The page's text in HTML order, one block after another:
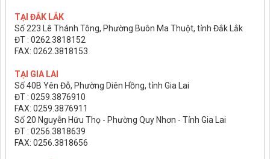
TẠI ĐẮK LẮK
Số 223 Lê Thánh Tông, Phường Buôn Ma Thuột, tỉnh Đắk Lắk
ĐT : 0262.3818152
FAX: 0262.3818153
TẠI GIA LAI
Số 40B Yên Đỗ, Phường Diên Hồng, tỉnh Gia Lai
ĐT : 0259.3876910
FAX: 0259.3876911
Số 20 Nguyễn Hữu Thọ - Phường Quy Nhơn - Tỉnh Gia Lai
ĐT : 0256.3818639
FAX: 0256.3818656